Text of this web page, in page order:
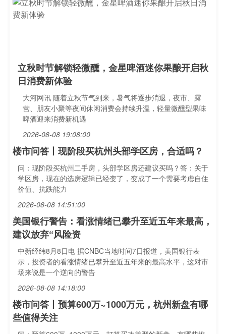
立秋时节解锁轻微醺，金星啤酒迷你果酿开启秋
日消费新体验
大河网讯 随着立秋节气到来，暑气将逐步消退，夜市、露
营、朋友小聚等夜间休闲消费会持续升温，轻量微醺型果味
啤酒迎来消费新机遇
2026-08-08 19:08:00
楼市问答丨现阶段买杭州头部学区房，合适吗？
问：现阶段买杭州二手房，头部学区房还建议买吗？答：关于
学区房，现在的选房逻辑已经变了，变成了一个需要考虑自住
价值、抗跌能力
2026-08-08 14:51:00
美国银行警告：看涨情绪已攀升至近五年来最高，
建议放弃“风险资
中新经纬8月8日电 据CNBC当地时间7日报道，美国银行表
示，投资者的看涨情绪已攀升至近五年来的最高水平，这对市
场来说是一个逆向的警告
2026-08-08 14:18:00
楼市问答丨预算600万~1000万元，杭州新盘有哪
些值得关注